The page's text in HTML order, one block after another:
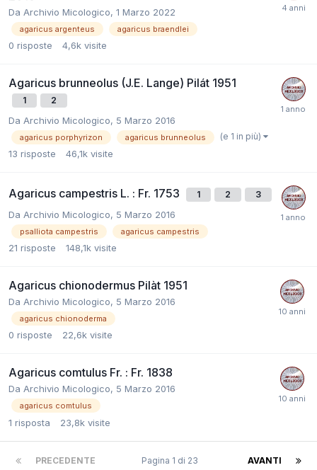
Da Archivio Micologico, 1 Marzo 2022
agaricus argenteus agaricus braendlei
0 risposte 4,6k visite
Agaricus brunneolus (J.E. Lange) Pilát 1951
1 2
Da Archivio Micologico, 5 Marzo 2016
agaricus porphyrizon agaricus brunneolus (e 1 in più)
13 risposte 46,1k visite
Agaricus campestris L. : Fr. 1753 1 2 3
Da Archivio Micologico, 5 Marzo 2016
psalliota campestris agaricus campestris
21 risposte 148,1k visite
Agaricus chionodermus Pilàt 1951
Da Archivio Micologico, 5 Marzo 2016
agaricus chionoderma
0 risposte 22,6k visite
Agaricus comtulus Fr. : Fr. 1838
Da Archivio Micologico, 5 Marzo 2016
agaricus comtulus
1 risposta 23,8k visite
PRECEDENTE AVANTI
Pagina 1 di 23